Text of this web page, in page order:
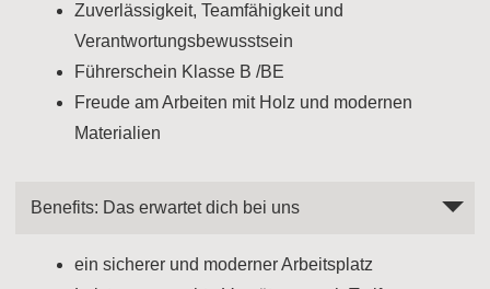
Zuverlässigkeit, Teamfähigkeit und
Verantwortungsbewusstsein
Führerschein Klasse B /BE
Freude am Arbeiten mit Holz und modernen
Materialien
Benefits: Das erwartet dich bei uns
ein sicherer und moderner Arbeitsplatz